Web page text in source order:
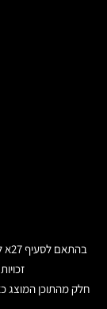
חלק מהתוכן המוצג